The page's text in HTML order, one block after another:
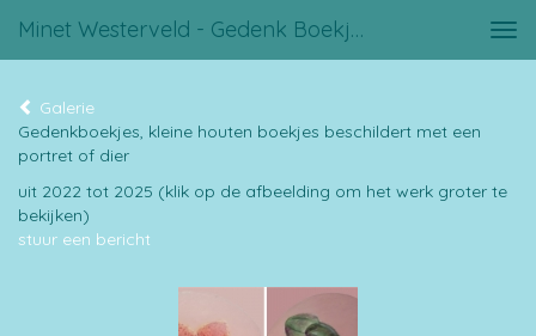
Minet Westerveld - Gedenk Boekjes
Galerie
Gedenkboekjes, kleine houten boekjes beschildert met een
portret of dier
uit 2022 tot 2025 (klik op de afbeelding om het werk groter te
bekijken)
stuur een bericht